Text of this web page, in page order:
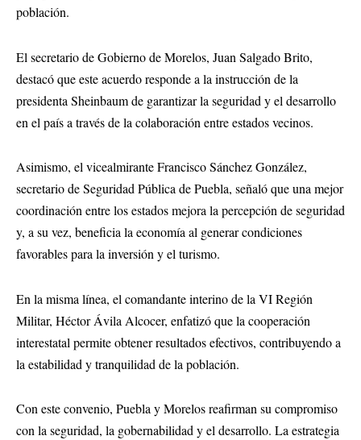
población.
El secretario de Gobierno de Morelos, Juan Salgado Brito,
destacó que este acuerdo responde a la instrucción de la
presidenta Sheinbaum de garantizar la seguridad y el desarrollo
en el país a través de la colaboración entre estados vecinos.
Asimismo, el vicealmirante Francisco Sánchez González,
secretario de Seguridad Pública de Puebla, señaló que una mejor
coordinación entre los estados mejora la percepción de seguridad
y, a su vez, beneficia la economía al generar condiciones
favorables para la inversión y el turismo.
En la misma línea, el comandante interino de la VI Región
Militar, Héctor Ávila Alcocer, enfatizó que la cooperación
interestatal permite obtener resultados efectivos, contribuyendo a
la estabilidad y tranquilidad de la población.
Con este convenio, Puebla y Morelos reafirman su compromiso
con la seguridad, la gobernabilidad y el desarrollo. La estrategia